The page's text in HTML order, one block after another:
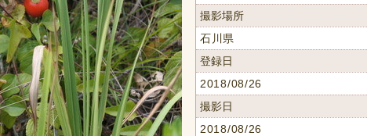
撮影場所
石川県
登録日
2018/08/26
撮影日
2018/08/26